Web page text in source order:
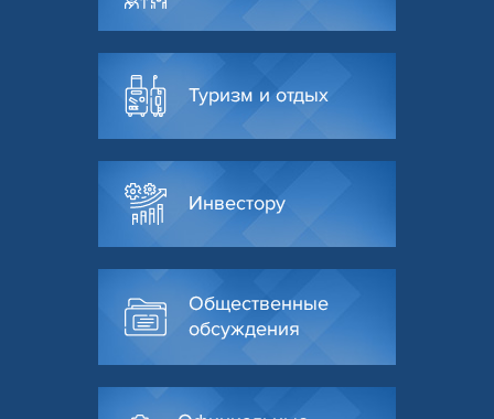
Туризм и отдых
Инвестору
Общественные
обсуждения